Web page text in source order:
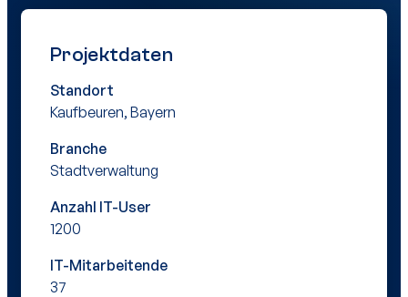
Projektdaten
Standort
Kaufbeuren, Bayern
Branche
Stadtverwaltung
Anzahl IT-User
1200
IT-Mitarbeitende
37